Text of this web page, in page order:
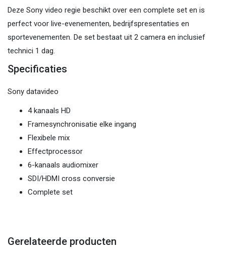
Deze Sony video regie beschikt over een complete set en is
perfect voor live-evenementen, bedrijfspresentaties en
sportevenementen. De set bestaat uit 2 camera en inclusief
technici 1 dag.
Specificaties
Sony datavideo
4 kanaals HD
Framesynchronisatie elke ingang
Flexibele mix
Effectprocessor
6-kanaals audiomixer
SDI/HDMI cross conversie
Complete set
Gerelateerde producten